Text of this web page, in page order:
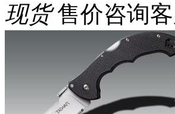
现货 售价咨询